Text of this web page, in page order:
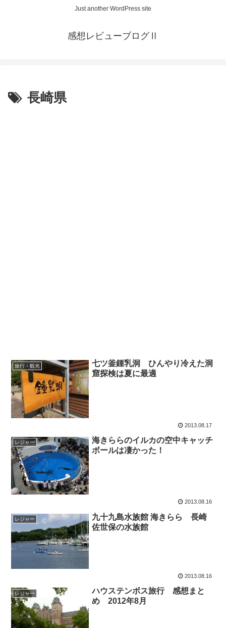
Just another WordPress site
感想レビューブログⅡ
長崎県
旅行・観光
七ツ釜鍾乳洞 ひんやり冷えた洞
窟探検は夏に最適
2013.08.17
レジャー
海きららのイルカの空中キャッチ
ボールは凄かった！
2013.08.16
レジャー
九十九島水族館 海きらら 長崎
佐世保の水族館
2013.08.16
レジャー
ハウステンボス旅行 感想まと
め 2012年8月